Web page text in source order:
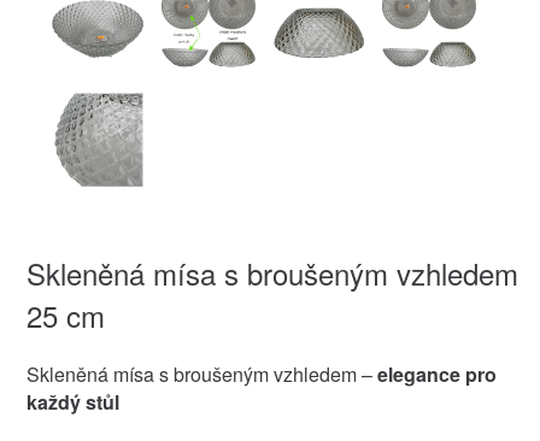
Skleněná mísa s broušeným vzhledem
25 cm
Skleněná mísa s broušeným vzhledem –elegance pro
každý stůl